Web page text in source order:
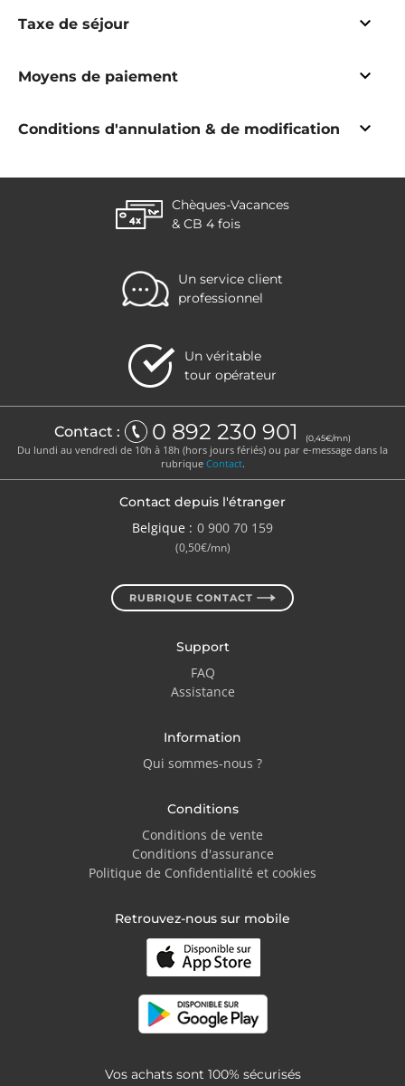
ici
Conseils aux voyageurs
Retour en France - Covid-19 :
Voyager à l'étranger
Taxe de séjour
Moyens de paiement
Conditions d'annulation & de modification
Chèques-Vacances
& CB 4 fois
Un service client
professionnel
Un véritable
tour opérateur
Contact : 0 892 230 901 (0,45€/mn)
Du lundi au vendredi de 10h à 18h (hors jours fériés) ou par e-message dans la
rubrique Contact.
Contact depuis l'étranger
Belgique : 0 900 70 159
(0,50€/mn)
RUBRIQUE CONTACT
Support
FAQ
Assistance
Information
Qui sommes-nous ?
Conditions
Conditions de vente
Conditions d'assurance
Politique de Confidentialité et cookies
Retrouvez-nous sur mobile
Vos achats sont 100% sécurisés